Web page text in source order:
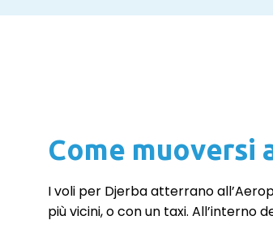
Come muoversi
I voli per Djerba atterrano
più vicini, o con un taxi.